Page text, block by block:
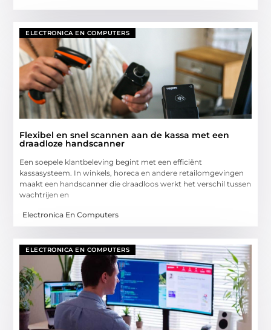
ELECTRONICA EN COMPUTERS
Flexibel en snel scannen aan de kassa met een
draadloze handscanner
Een soepele klantbeleving begint met een efficiënt
kassasysteem. In winkels, horeca en andere retailomgevingen
maakt een handscanner die draadloos werkt het verschil tussen
wachtrijen en
Electronica En Computers
ELECTRONICA EN COMPUTERS